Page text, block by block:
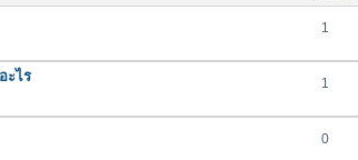
1
ะไร 1
0